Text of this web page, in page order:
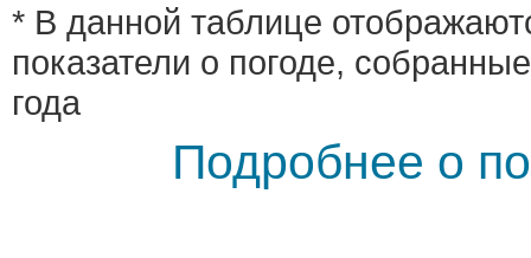
* В данной таблице
показатели о погоде,
года
Подробнее о